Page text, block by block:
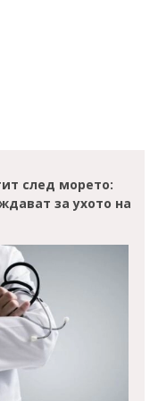
след морето:
за ухото на